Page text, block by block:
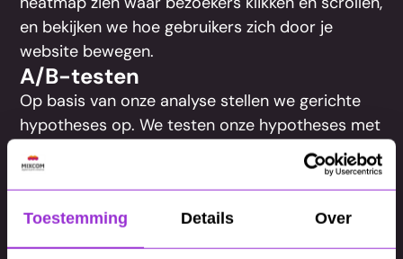
Toestemming Details Over
en bekijken we hoe gebruikers zich door je
website bewegen.
A/B-testen
Op basis van onze analyse stellen we gerichte
hypotheses op. We testen onze hypotheses met
A/B-test: twee versies van een pagina of
element, live getoond aan verschillende
bezoekers. De data bepaalt welke versie wint.
Landingspagina-optimalisatie
Een landingspagina heeft één doel: de bezoeker